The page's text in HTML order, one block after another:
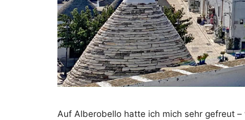
Auf Alberobello hatte ich mich sehr gefreut